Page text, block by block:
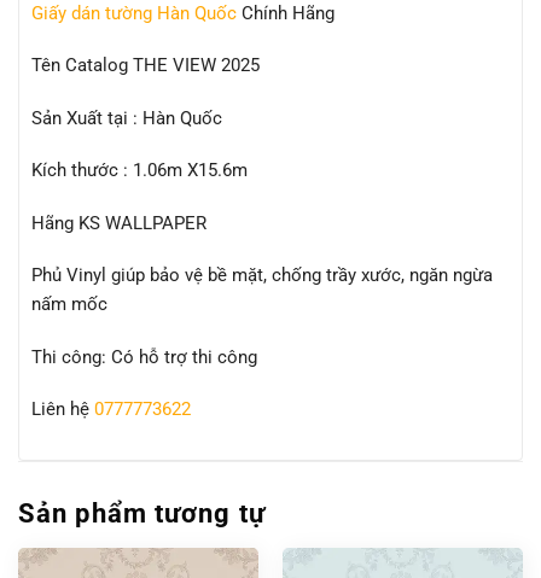
Giấy dán tường Hàn Quốc Chính Hãng
Tên Catalog THE VIEW 2025
Sản Xuất tại : Hàn Quốc
Kích thước : 1.06m X15.6m
Hãng KS WALLPAPER
Phủ Vinyl giúp bảo vệ bề mặt, chống trầy xước, ngăn ngừa
nấm mốc
Thi công: Có hỗ trợ thi công
Liên hệ 0777773622
Sản phẩm tương tự